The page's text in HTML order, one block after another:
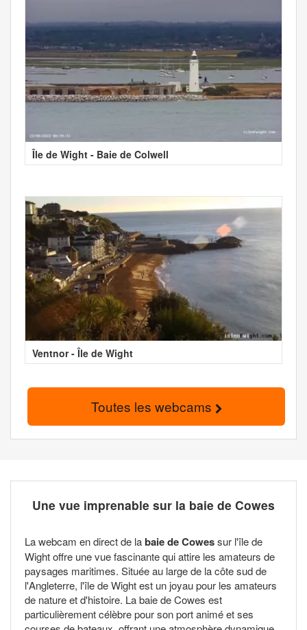
Île de Wight - Baie de Colwell
Ventnor - Île de Wight
Toutes les webcams
Une vue imprenable sur la baie de Cowes
La webcam en direct de labaie de Cowessur l'île de
Wight offre une vue fascinante qui attire les amateurs de
paysages maritimes. Située au large de la côte sud de
l'Angleterre, l'île de Wight est un joyau pour les amateurs
de nature et d'histoire. La baie de Cowes est
particulièrement célèbre pour son port animé et ses